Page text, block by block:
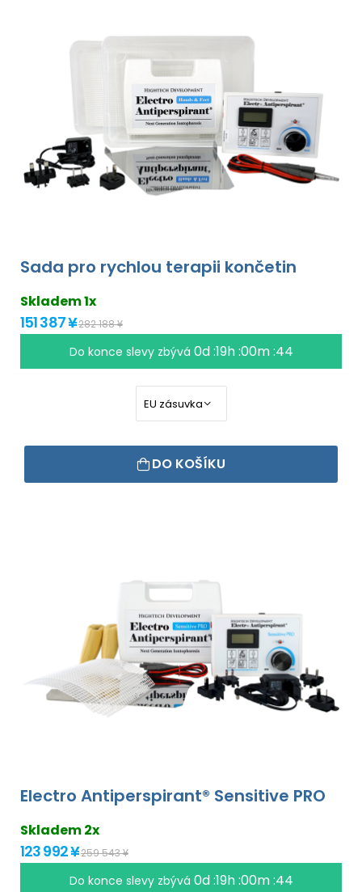
Sada pro rychlou terapii končetin
Skladem 1x
151 387 ¥282 188 ¥
Do konce slevy zbývá0d :19h :00m :43
DO KOŠÍKU
Electro Antiperspirant® Sensitive PRO
Skladem 2x
123 992 ¥259 543 ¥
Do konce slevy zbývá0d :19h :00m :43